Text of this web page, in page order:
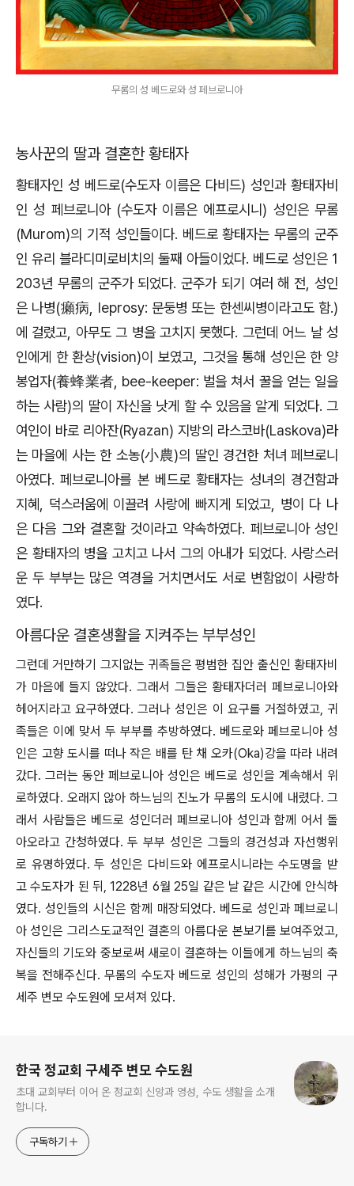
무롬의 성 베드로와 성 페브로니아
농사꾼의 딸과 결혼한 황태자
황태자인 성 베드로(수도자 이름은 다비드) 성인과 황태자비
인 성 페브로니아 (수도자 이름은 에프로시니) 성인은 무롬
(Murom)의 기적 성인들이다. 베드로 황태자는 무롬의 군주
인 유리 블라디미로비치의 둘째 아들이었다. 베드로 성인은 1
203년 무롬의 군주가 되었다. 군주가 되기 여러 해 전, 성인
은 나병(癩病, leprosy: 문둥병 또는 한센씨병이라고도 함.)
에 걸렸고, 아무도 그 병을 고치지 못했다. 그런데 어느 날 성
인에게 한 환상(vision)이 보였고, 그것을 통해 성인은 한 양
봉업자(養蜂業者, bee-keeper: 벌을 쳐서 꿀을 얻는 일을
하는 사람)의 딸이 자신을 낫게 할 수 있음을 알게 되었다. 그
여인이 바로 리아잔(Ryazan) 지방의 라스코바(Laskova)라
는 마을에 사는 한 소농(小農)의 딸인 경건한 처녀 페브로니
아였다. 페브로니아를 본 베드로 황태자는 성녀의 경건함과
지혜, 덕스러움에 이끌려 사랑에 빠지게 되었고, 병이 다 나
은 다음 그와 결혼할 것이라고 약속하였다. 페브로니아 성인
은 황태자의 병을 고치고 나서 그의 아내가 되었다. 사랑스러
운 두 부부는 많은 역경을 거치면서도 서로 변함없이 사랑하
였다.
아름다운 결혼생활을 지켜주는 부부성인
그런데 거만하기 그지없는 귀족들은 평범한 집안 출신인 황태자비
가 마음에 들지 않았다. 그래서 그들은 황태자더러 페브로니아와
헤어지라고 요구하였다. 그러나 성인은 이 요구를 거절하였고, 귀
족들은 이에 맞서 두 부부를 추방하였다. 베드로와 페브로니아 성
인은 고향 도시를 떠나 작은 배를 탄 채 오카(Oka)강을 따라 내려
갔다. 그러는 동안 페브로니아 성인은 베드로 성인을 계속해서 위
로하였다. 오래지 않아 하느님의 진노가 무롬의 도시에 내렸다. 그
래서 사람들은 베드로 성인더러 페브로니아 성인과 함께 어서 돌
아오라고 간청하였다. 두 부부 성인은 그들의 경건성과 자선행위
로 유명하였다. 두 성인은 다비드와 에프로시니라는 수도명을 받
고 수도자가 된 뒤, 1228년 6월 25일 같은 날 같은 시간에 안식하
였다. 성인들의 시신은 함께 매장되었다. 베드로 성인과 페브로니
아 성인은 그리스도교적인 결혼의 아름다운 본보기를 보여주었고,
자신들의 기도와 중보로써 새로이 결혼하는 이들에게 하느님의 축
복을 전해주신다. 무롬의 수도자 베드로 성인의 성해가 가평의 구
세주 변모 수도원에 모셔져 있다.
한국 정교회 구세주 변모 수도원
초대 교회부터 이어 온 정교회 신앙과 영성, 수도 생활을 소개
합니다.
구독하기